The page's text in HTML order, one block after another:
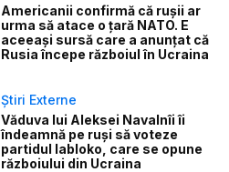
Americanii confirmă că rușii ar
urma să atace o țară NATO. E
aceeași sursă care a anunțat că
Rusia începe războiul în Ucraina
Știri Externe
Văduva lui Aleksei Navalnîi îi
îndeamnă pe ruși să voteze
partidul Iabloko, care se opune
războiului din Ucraina